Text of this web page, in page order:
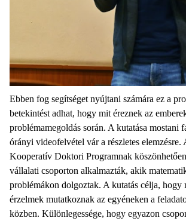
Ebben fog segítséget nyújtani számára ez a
betekintést adhat, hogy mit éreznek az
problémamegoldás során. A kutatása mostani
órányi videofelvétel vár a részletes elemzésre.
Kooperatív Doktori Programnak
vállalati csoporton alkalmazták, akik
problémákon dolgoztak. A kutatás célja, hogy
érzelmek mutatkoznak az egyéneken a
közben. Különlegessége, hogy egyazon